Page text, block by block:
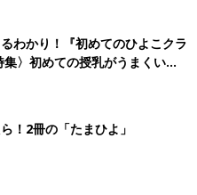
わかり！『初めてのひよこクラ
〉初めての授乳がうまくい
の基本と夏のトラブル 解決テ
！2冊の「たまひよ」